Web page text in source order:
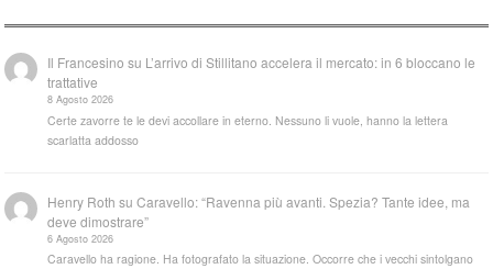
Il Francesino su L’arrivo di Stillitano accelera il mercato: in 6 bloccano le
trattative
8 Agosto 2026
Certe zavorre te le devi accollare in eterno. Nessuno li vuole, hanno la lettera
scarlatta addosso
Henry Roth suCaravello: “Ravenna più avanti. Spezia? Tante idee, ma
deve dimostrare”
6 Agosto 2026
Caravello ha ragione. Ha fotografato la situazione. Occorre che i vecchi sintolgano